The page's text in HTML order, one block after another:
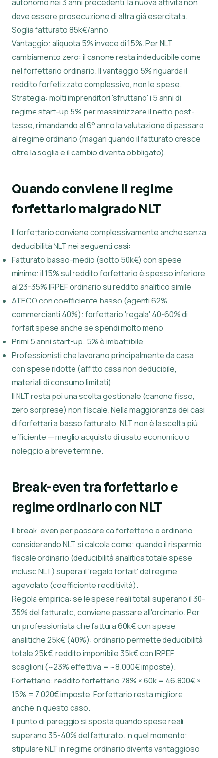
autonomo nei 3 anni precedenti, la nuova attività non
deve essere prosecuzione di altra già esercitata.
Soglia fatturato 85k€/anno.
Vantaggio: aliquota 5% invece di 15%. Per NLT
cambiamento zero: il canone resta indeducibile come
nel forfettario ordinario. Il vantaggio 5% riguarda il
reddito forfetizzato complessivo, non le spese.
Strategia: molti imprenditori 'sfruttano' i 5 anni di
regime start-up 5% per massimizzare il netto post-
tasse, rimandando al 6° anno la valutazione di passare
al regime ordinario (magari quando il fatturato cresce
oltre la soglia e il cambio diventa obbligato).
Quando conviene il regime
forfettario malgrado NLT
Il forfettario conviene complessivamente anche senza
deducibilità NLT nei seguenti casi:
Fatturato basso-medio (sotto 50k€) con spese
minime: il 15% sul reddito forfettario è spesso inferiore
al 23-35% IRPEF ordinario su reddito analitico simile
ATECO con coefficiente basso (agenti 62%,
commercianti 40%): forfettario 'regala' 40-60% di
forfait spese anche se spendi molto meno
Primi 5 anni start-up: 5% è imbattibile
Professionisti che lavorano principalmente da casa
con spese ridotte (affitto casa non deducibile,
materiali di consumo limitati)
Il NLT resta poi una scelta gestionale (canone fisso,
zero sorprese) non fiscale. Nella maggioranza dei casi
di forfettari a basso fatturato, NLT non è la scelta più
efficiente — meglio acquisto di usato economico o
noleggio a breve termine.
Break-even tra forfettario e
regime ordinario con NLT
Il break-even per passare da forfettario a ordinario
considerando NLT si calcola come: quando il risparmio
fiscale ordinario (deducibilità analitica totale spese
incluso NLT) supera il 'regalo forfait' del regime
agevolato (coefficiente redditività).
Regola empirica: se le spese reali totali superano il 30-
35% del fatturato, conviene passare all'ordinario. Per
un professionista che fattura 60k€ con spese
analitiche 25k€ (40%): ordinario permette deducibilità
totale 25k€, reddito imponibile 35k€ con IRPEF
scaglioni (~23% effettiva = ~8.000€ imposte).
Forfettario: reddito forfettario 78% × 60k = 46.800€ ×
15% = 7.020€ imposte. Forfettario resta migliore
anche in questo caso.
Il punto di pareggio si sposta quando spese reali
superano 35-40% del fatturato. In quel momento:
stipulare NLT in regime ordinario diventa vantaggioso